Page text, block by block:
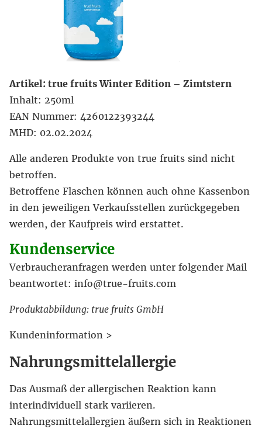
Artikel: true fruits Winter Edition – Zimtstern
Inhalt: 250ml
EAN Nummer: 4260122393244
MHD: 02.02.2024
Alle anderen Produkte von true fruits sind nicht
betroffen.
Betroffene Flaschen können auch ohne Kassenbon
in den jeweiligen Verkaufsstellen zurückgegeben
werden, der Kaufpreis wird erstattet.
Kundenservice
Verbraucheranfragen werden unter folgender Mail
beantwortet: info@true-fruits.com
Produktabbildung: true fruits GmbH
Kundeninformation >
Nahrungsmittelallergie
Das Ausmaß der allergischen Reaktion kann
interindividuell stark variieren.
Nahrungsmittelallergien äußern sich in Reaktionen